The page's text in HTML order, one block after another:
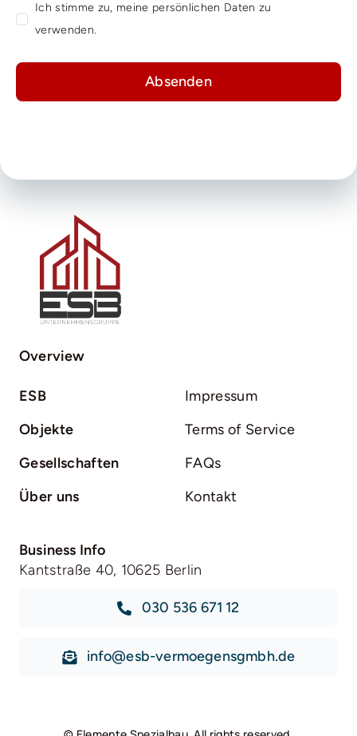
Ich stimme zu, meine persönlichen Daten zu
verwenden.
Absenden
Overview
ESB
Objekte
Gesellschaften
Über uns
Impressum
Terms of Service
FAQs
Kontakt
Business Info
Kantstraße 40, 10625 Berlin
030 536 671 12
info@esb-vermoegensgmbh.de